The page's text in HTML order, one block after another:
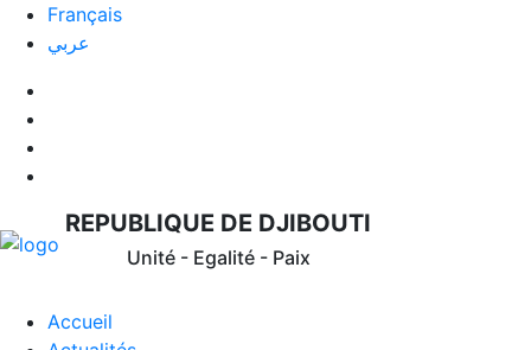
Français
عربي
REPUBLIQUE DE DJIBOUTI
Unité - Egalité - Paix
Accueil